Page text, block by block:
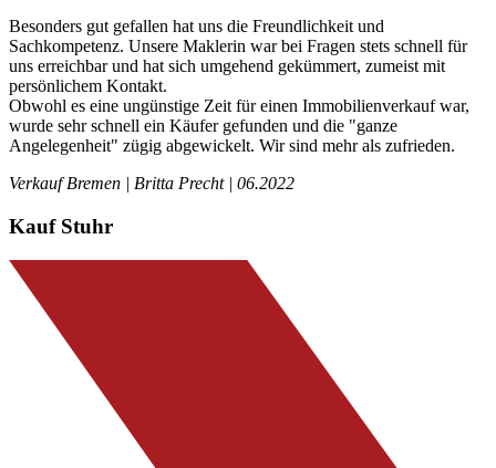
Besonders gut gefallen hat uns die Freundlichkeit und
Sachkompetenz. Unsere Maklerin war bei Fragen stets schnell für
uns erreichbar und hat sich umgehend gekümmert, zumeist mit
persönlichem Kontakt.
Obwohl es eine ungünstige Zeit für einen Immobilienverkauf war,
wurde sehr schnell ein Käufer gefunden und die "ganze
Angelegenheit" zügig abgewickelt. Wir sind mehr als zufrieden.
Verkauf Bremen | Britta Precht | 06.2022
Kauf Stuhr